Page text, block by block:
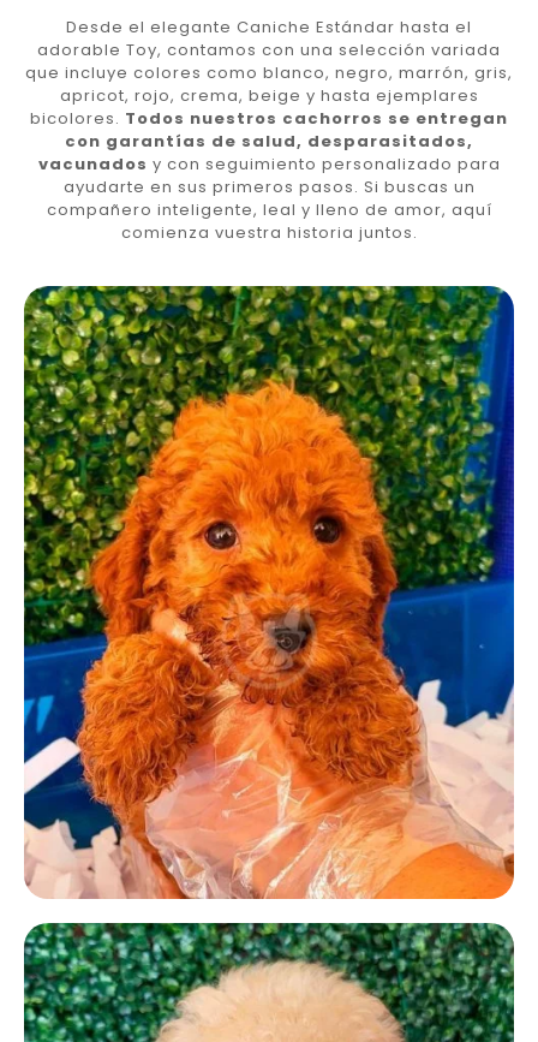
Desde el elegante Caniche Estándar hasta el
adorable Toy, contamos con una selección variada
que incluye colores como blanco, negro, marrón, gris,
apricot, rojo, crema, beige y hasta ejemplares
bicolores. Todos nuestros cachorros se entregan
con garantías de salud, desparasitados,
vacunados y con seguimiento personalizado para
ayudarte en sus primeros pasos. Si buscas un
compañero inteligente, leal y lleno de amor, aquí
comienza vuestra historia juntos.